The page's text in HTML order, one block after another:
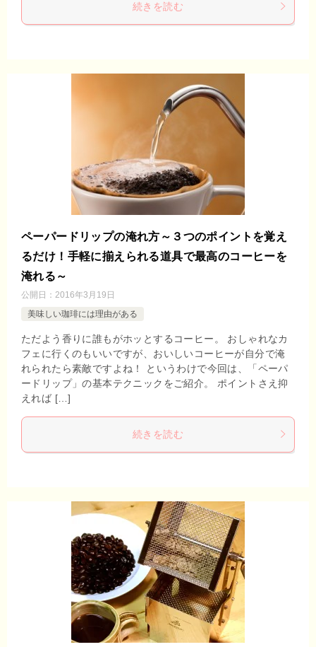
続きを読む
ペーパードリップの淹れ方～３つのポイントを覚え
るだけ！手軽に揃えられる道具で最高のコーヒーを
淹れる～
公開日： 2016年3月19日
美味しい珈琲には理由がある
ただよう香りに誰もがホッとするコーヒー。 おしゃれなカ
フェに行くのもいいですが、おいしいコーヒーが自分で淹
れられたら素敵ですよね！ というわけで今回は、「ペーパ
ードリップ」の基本テクニックをご紹介。 ポイントさえ抑
えれば […]
続きを読む